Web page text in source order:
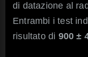
di datazione al
Entrambi i test
risultato di 900 ±